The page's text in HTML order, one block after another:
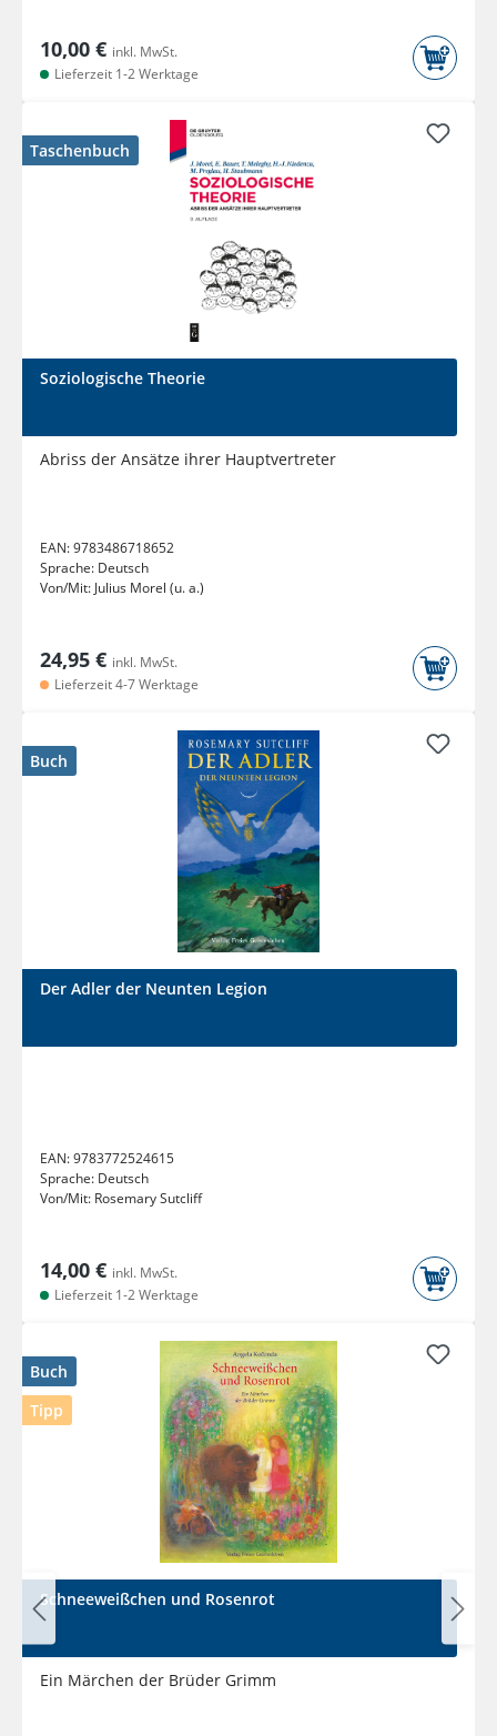
10,00 € inkl. MwSt.
Lieferzeit 1-2 Werktage
Taschenbuch
Soziologische Theorie
Abriss der Ansätze ihrer Hauptvertreter
EAN:9783486718652
Sprache: Deutsch
Von/Mit: Julius Morel (u. a.)
24,95 € inkl. MwSt.
Lieferzeit 4-7 Werktage
Buch
Der Adler der Neunten Legion
EAN:9783772524615
Sprache: Deutsch
Von/Mit: Rosemary Sutcliff
14,00 € inkl. MwSt.
Lieferzeit 1-2 Werktage
Buch
Tipp
Schneeweißchen und Rosenrot
Ein Märchen der Brüder Grimm